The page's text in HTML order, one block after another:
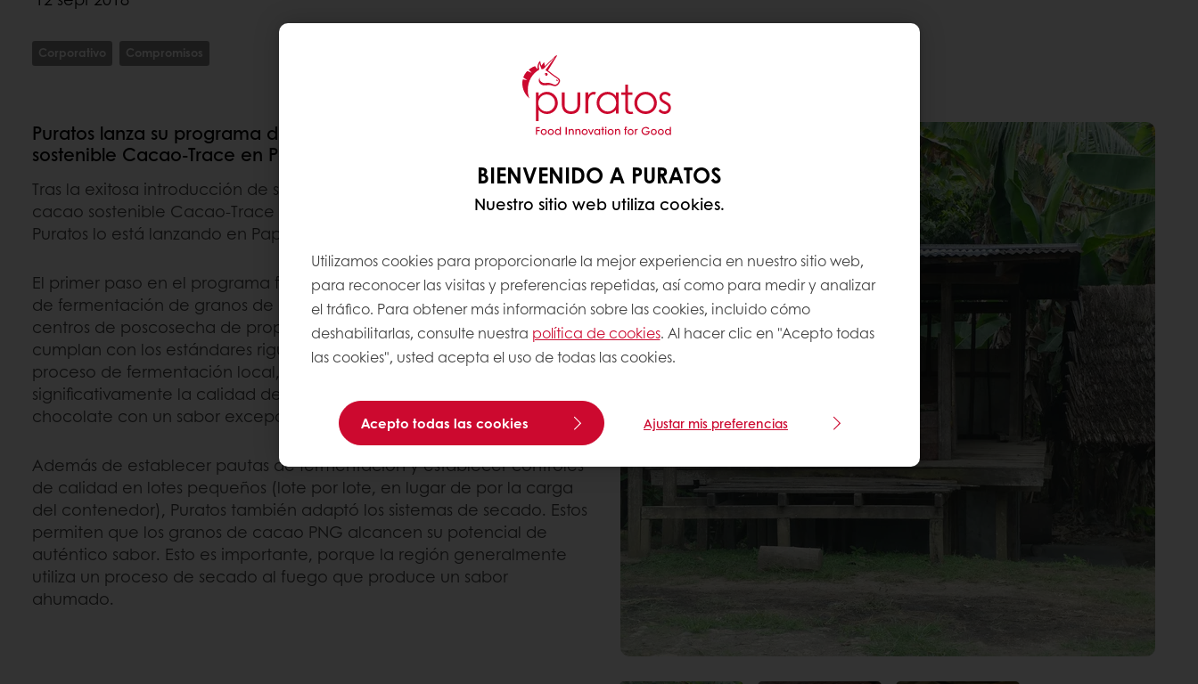
Corporativo Compromisos
Puratos lanza su programa de abastecimiento de cacao
sostenible Cacao-Trace en Papua Nueva Guinea
Tras la exitosa introducción de su programa de abastecimiento de
cacao sostenible Cacao-Trace en Vietnam, Côte d’Ivoire y Filipinas,
Puratos lo está lanzando en Papua Nueva Guinea.
El primer paso en el programa fue adaptar y estandarizar el proceso
de fermentación de granos de cacao en aproximadamente 60
centros de poscosecha de propiedad local para garantizar que
cumplan con los estándares rigurosos de Cacao-Trace. Al controlar el
proceso de fermentación local, Puratos pudo aumentar
significativamente la calidad de los granos de cacao. El resultado es
chocolate con un sabor excepcional.
Además de establecer pautas de fermentación y establecer controles
de calidad en lotes pequeños (lote por lote, en lugar de por la carga
del contenedor), Puratos también adaptó los sistemas de secado. Estos
permiten que los granos de cacao PNG alcancen su potencial de
auténtico sabor. Esto es importante, porque la región generalmente
utiliza un proceso de secado al fuego que produce un sabor
ahumado.
BIENVENIDO A PURATOS
Nuestro sitio web utiliza cookies.
Utilizamos cookies para proporcionarle la mejor experiencia en nuestro sitio web,
para reconocer las visitas y preferencias repetidas, así como para medir y analizar
el tráfico. Para obtener más información sobre las cookies, incluido cómo
deshabilitarlas, consulte nuestra política de cookies. Al hacer clic en "Acepto todas
las cookies", usted acepta el uso de todas las cookies.
Acepto todas las cookies Ajustar mis preferencias